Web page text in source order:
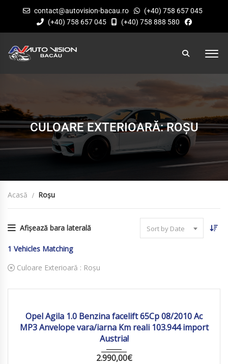
contact@autovision-bacau.ro
(+40) 758 657 045
(+40) 758 657 045
(+40) 758 888 580
CULOARE EXTERIOARĂ: ROȘU
Acasă Roșu
Afișează bara laterală Sort by Date
1 Vehicles Matching
Culoare Exterioară : Roșu
Opel Agila 1.0 Benzina facelift 65Cp 08/2010 Ac
MP3 Anvelope vara/iarna Km reali 103.944 import
Austria!
2.990,00€